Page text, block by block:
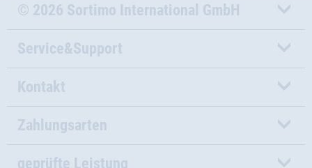
© 2026 Sortimo International GmbH
Service&Support
Kontakt
Zahlungsarten
geprüfte Leistung